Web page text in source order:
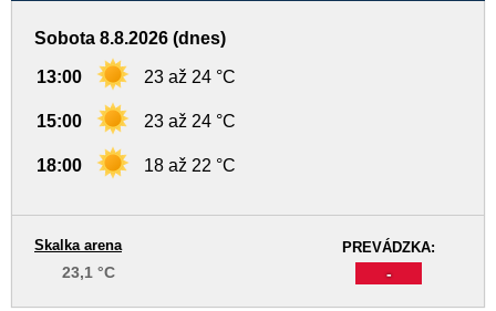
Sobota 8.8.2026 (dnes)
13:00 23 až 24 °C
15:00 23 až 24 °C
18:00 18 až 22 °C
PREVÁDZKA:
-
Skalka arena
23,1 °C